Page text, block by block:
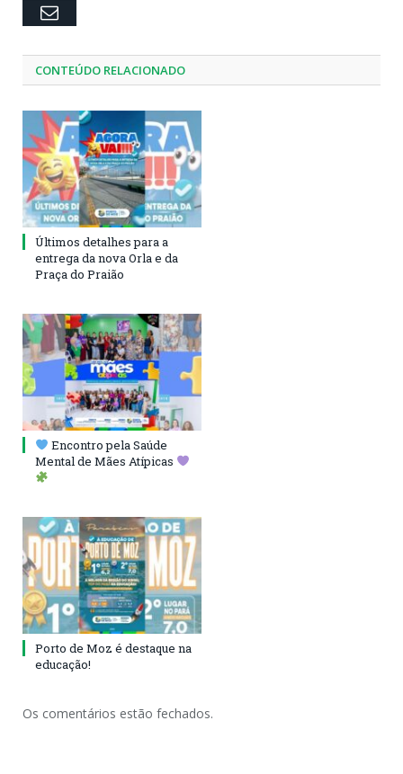
Email
CONTEÚDO RELACIONADO
Últimos detalhes para a
entrega da nova Orla e da
Praça do Praião
Encontro pela Saúde
Mental de Mães Atípicas
Porto de Moz é destaque na
educação!
Os comentários estão fechados.